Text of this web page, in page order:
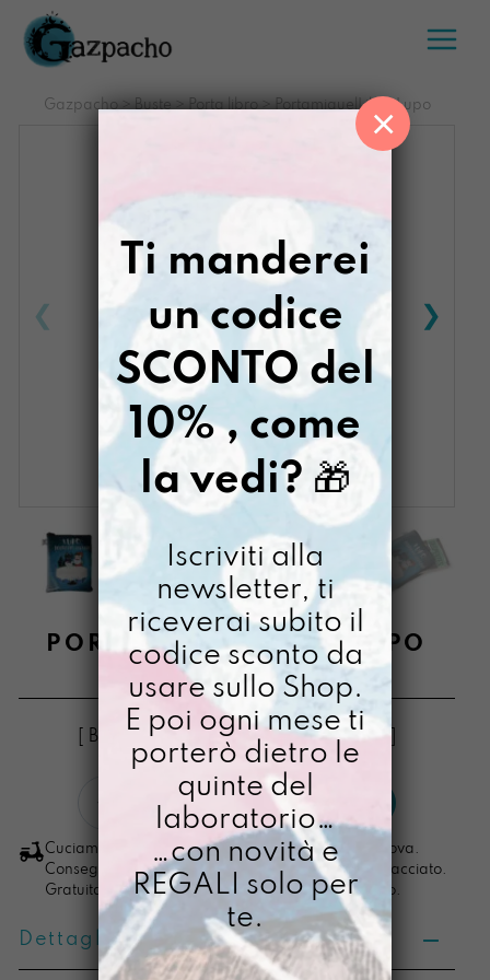
Salta
contenuto
Gazpacho> Buste > Porta libro> PortamiquelLibro Lupo
PORTAMIQUELLIBRO LUPO
€ 38,00
[ Buste PortaLibro: 18 x 23 x fino a 3cm ]
PortamiquelLibro
quantità
LO VOGLIO
Cuciamo ogni ordine nel nostro laboratorio di Padova.
Consegna in 4/5 giorni lavorativi, pacco sempre tracciato.
Gratuita per ordini di importo superiore ai 100 euro.
Dettagli prodotto
Ti manderei
un codice
SCONTO del
10% , come
la vedi? 🎁
Iscriviti alla
newsletter, ti
riceverai subito il
codice sconto da
usare sullo Shop.
E poi ogni mese ti
porterò dietro le
quinte del
laboratorio…
…con novità e
REGALI solo per
te.
×